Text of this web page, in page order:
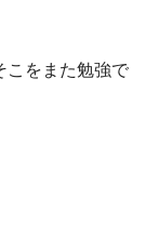
こをまた勉強で